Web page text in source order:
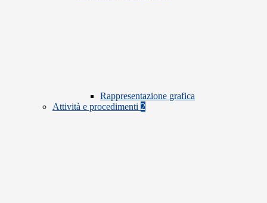
Rappresentazione grafica
Attività e procedimenti 2